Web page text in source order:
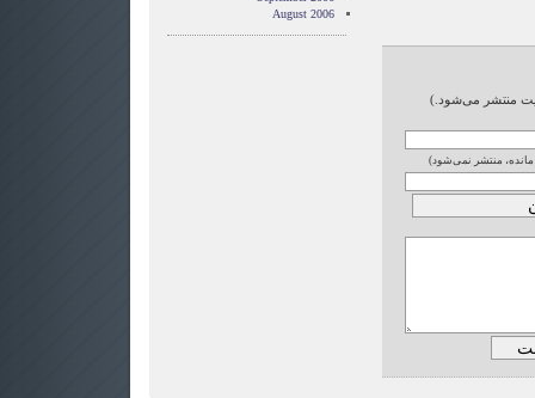
منتشر می‌شود.)
مانده، منتشر نمی‌شود)
August 2006